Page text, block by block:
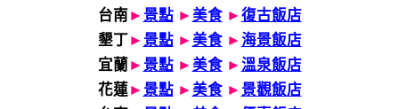
台南► 景點 ► 美食► 復古飯店
墾丁► 景點 ► 美食► 海景飯店
宜蘭 ► 景點 ► 美食► 溫泉飯店
花蓮► 景點 ► 美食► 景觀飯店